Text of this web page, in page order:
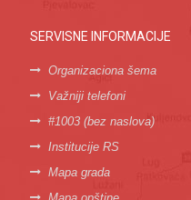
SERVISNE INFORMACIJE
Organizaciona šema
Važniji telefoni
#1003 (bez naslova)
Institucije RS
Mapa grada